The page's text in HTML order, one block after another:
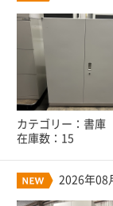
カテゴリー：書庫
在庫数：15
2026年08